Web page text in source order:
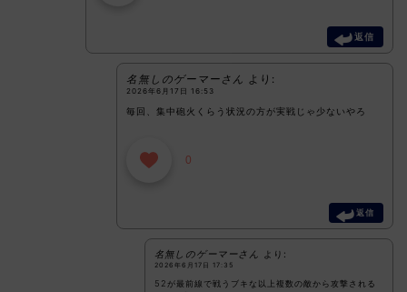
返信
名無しのゲーマーさん より:
2026年6月17日 16:53
毎回、集中砲火くらう状況の方が実戦じゃ少ないやろ
0
返信
名無しのゲーマーさん より:
2026年6月17日 17:35
52が最前線で戦うブキな以上複数の敵から攻撃される